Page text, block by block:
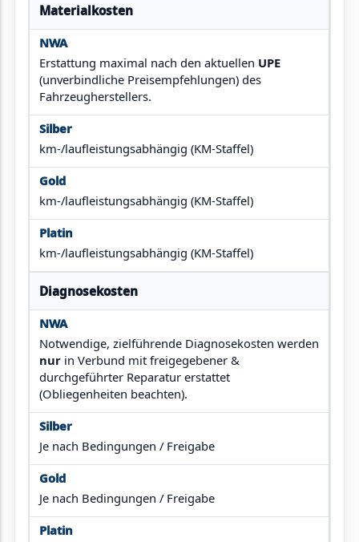
Materialkosten
Erstattung maximal nach den aktuellen UPE
(unverbindliche Preisempfehlungen) des
Fahrzeugherstellers.
km-/laufleistungsabhängig (KM-Staffel)
km-/laufleistungsabhängig (KM-Staffel)
km-/laufleistungsabhängig (KM-Staffel)
Diagnosekosten
Notwendige, zielführende Diagnosekosten werden
nur in Verbund mit freigegebener &
durchgeführter Reparatur erstattet
(Obliegenheiten beachten).
Je nach Bedingungen / Freigabe
Je nach Bedingungen / Freigabe